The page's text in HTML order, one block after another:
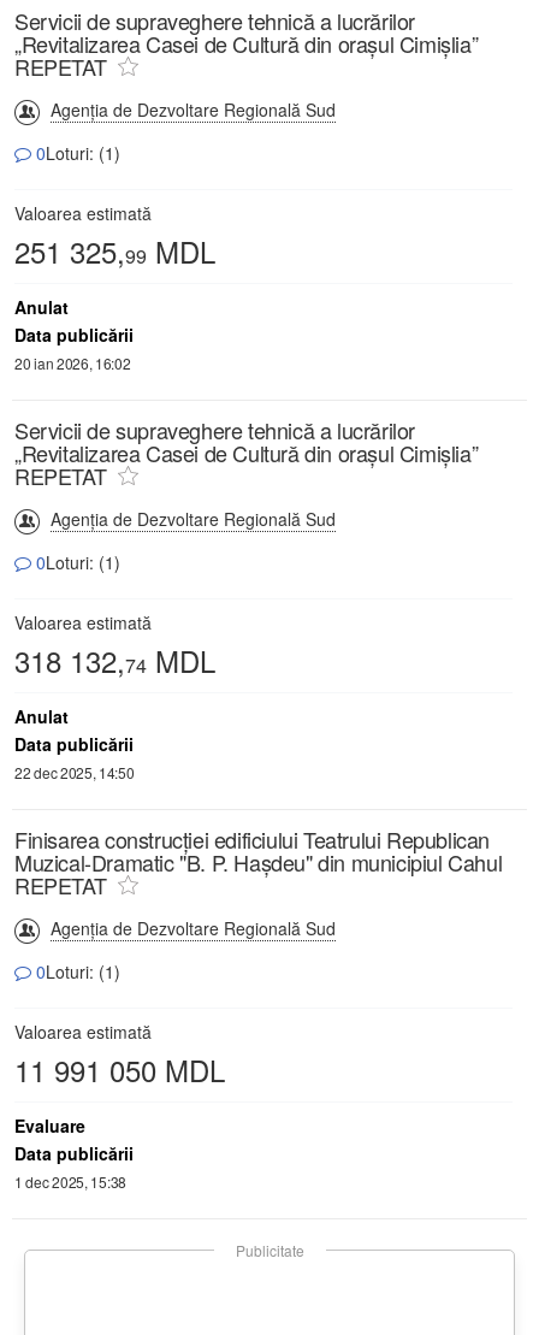
Servicii de supraveghere tehnică a lucrărilor
„Revitalizarea Casei de Cultură din orașul Cimișlia”
REPETAT
Agenția de Dezvoltare Regională Sud
0Loturi: (1)
Valoarea estimată
251 325,99 MDL
Anulat
Data publicării
20 ian 2026, 16:02
Servicii de supraveghere tehnică a lucrărilor
„Revitalizarea Casei de Cultură din orașul Cimișlia”
REPETAT
Agenția de Dezvoltare Regională Sud
0Loturi: (1)
Valoarea estimată
318 132,74 MDL
Anulat
Data publicării
22 dec 2025, 14:50
Finisarea construcției edificiului Teatrului Republican
Muzical-Dramatic "B. P. Hașdeu" din municipiul Cahul
REPETAT
Agenția de Dezvoltare Regională Sud
0Loturi: (1)
Valoarea estimată
11 991 050 MDL
Evaluare
Data publicării
1 dec 2025, 15:38
Publicitate